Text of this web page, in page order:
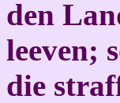
den
leeven;
die